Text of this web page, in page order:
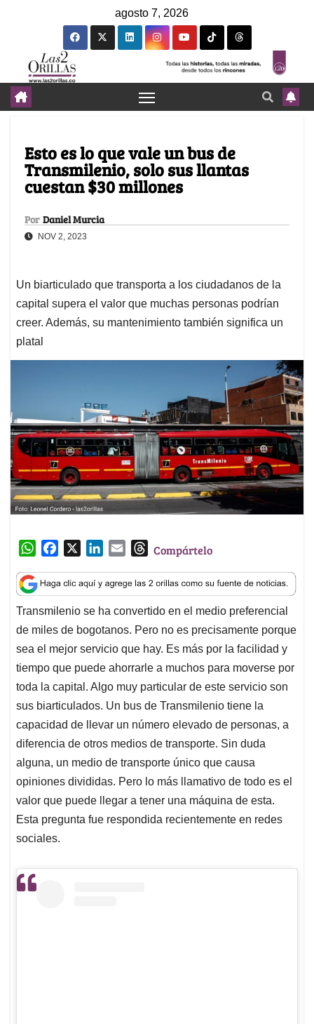
agosto 7, 2026
Esto es lo que vale un bus de
Transmilenio, solo sus llantas
cuestan $30 millones
Por Daniel Murcia
NOV 2, 2023
Un biarticulado que transporta a los ciudadanos de la
capital supera el valor que muchas personas podrían
creer. Además, su mantenimiento también significa un
platal
W
a
t
s
A
p
p
c
e
b
o
o
k
n
k
e
d
I
n
a
i
l
T
r
e
a
d
s
Compártelo
Transmilenio se ha convertido en el medio preferencial
de miles de bogotanos. Pero no es precisamente porque
sea el mejor servicio que hay. Es más por la facilidad y
tiempo que puede ahorrarle a muchos para moverse por
toda la capital. Algo muy particular de este servicio son
sus biarticulados. Un bus de Transmilenio tiene la
capacidad de llevar un número elevado de personas, a
diferencia de otros medios de transporte. Sin duda
alguna, un medio de transporte único que causa
opiniones divididas. Pero lo más llamativo de todo es el
valor que puede llegar a tener una máquina de esta.
Esta pregunta fue respondida recientemente en redes
sociales.